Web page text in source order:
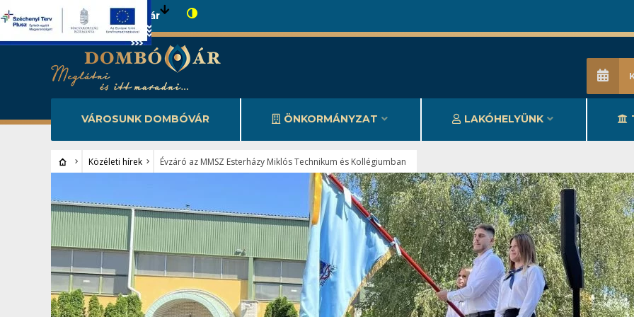
Városunk Dombóvár
VÁROSUNK DOMBÓVÁR ÖNKORMÁNYZAT LAKÓHELYÜNK
Közéleti hírek Évzáró az MMSZ Esterházy Miklós Technikum és Kollégiumban